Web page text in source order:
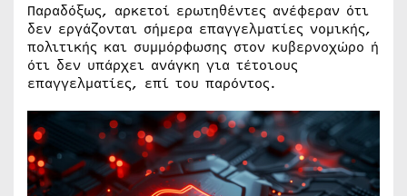
Παραδόξως, αρκετοί ερωτηθέντες ανέφεραν ότι
δεν εργάζονται σήμερα επαγγελματίες νομικής,
πολιτικής και συμμόρφωσης στον κυβερνοχώρο ή
ότι δεν υπάρχει ανάγκη για τέτοιους
επαγγελματίες, επί του παρόντος.